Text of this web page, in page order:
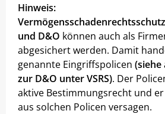
Hinweis:
Vermögensschadenrechtsschutz
und D&O können auch als
abgesichert werden. Damit
genannte Eingriffspolicen (siehe
zur D&O unter VSRS). Der
aktive Bestimmungsrecht und
aus solchen Policen versagen.